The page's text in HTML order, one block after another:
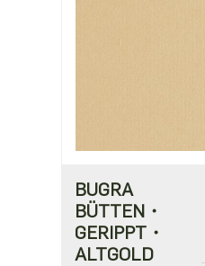
BUGRA
BÜTTEN・
GERIPPT・
ALTGOLD